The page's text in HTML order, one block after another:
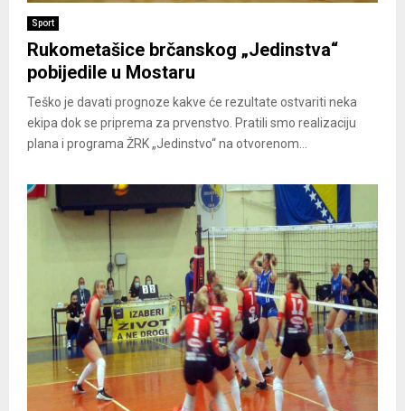
Sport
Rukometašice brčanskog „Jedinstva“
pobijedile u Mostaru
Teško je davati prognoze kakve će rezultate ostvariti neka
ekipa dok se priprema za prvenstvo. Pratili smo realizaciju
plana i programa ŽRK „Jedinstvo“ na otvorenom...